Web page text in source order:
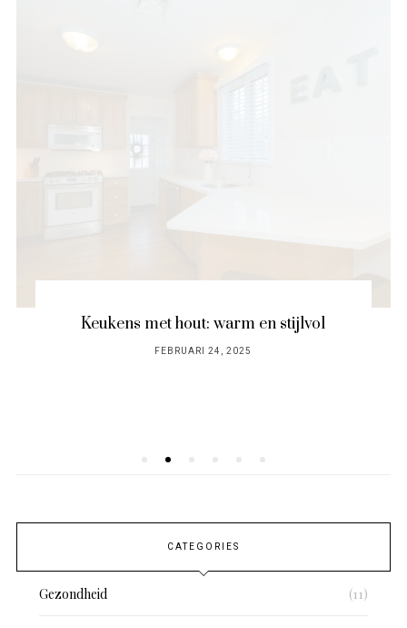
Keukens met hout: warm en stijlvol
POSTED
FEBRUARI 24, 2025
CATEGORIES
Gezondheid (11)